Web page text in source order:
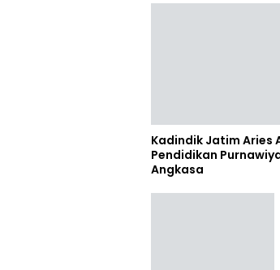
Kadindik Jatim Aries
Pendidikan
Angkasa